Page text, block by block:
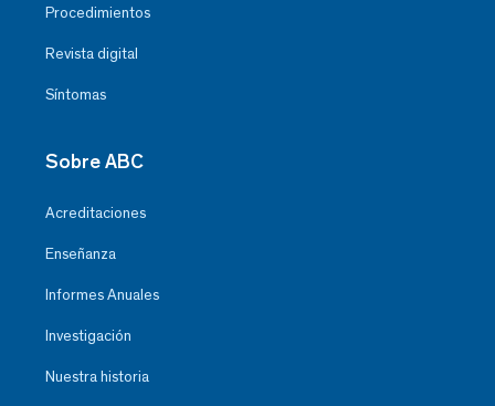
Procedimientos
Revista digital
Síntomas
Sobre ABC
Acreditaciones
Enseñanza
Informes Anuales
Investigación
Nuestra historia